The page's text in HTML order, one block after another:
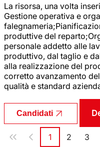
La risorsa, una volta
Gestione operativa e
produttive del
personale addetto alle
produttivo, dal taglio e
alla realizzazione del
corretto avanzamento
qualità e standard
Candidati
Paginazione
Pagina
1 Pagina
2 3